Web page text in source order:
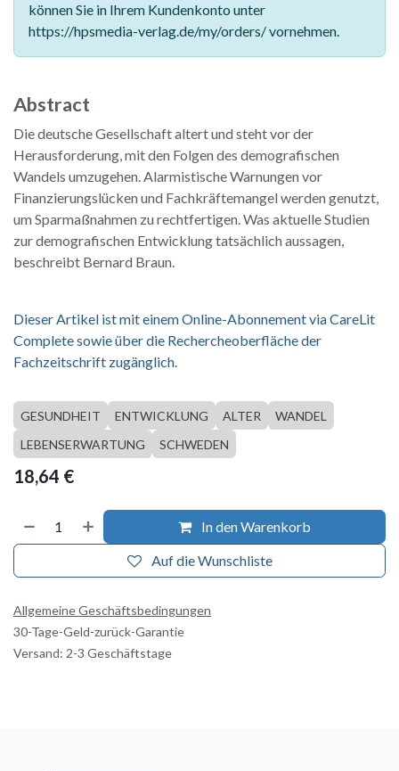
können Sie in Ihrem Kundenkonto unter
https://hpsmedia-verlag.de/my/orders/ vornehmen.
Abstract
Die deutsche Gesellschaft altert und steht vor der
Herausforderung, mit den Folgen des demografischen
Wandels umzugehen. Alarmistische Warnungen vor
Finanzierungslücken und Fachkräftemangel werden genutzt,
um Sparmaßnahmen zu rechtfertigen. Was aktuelle Studien
zur demografischen Entwicklung tatsächlich aussagen,
beschreibt Bernard Braun.
Dieser Artikel ist mit einem Online-Abonnement via CareLit
Complete sowie über die Rechercheoberfläche der
Fachzeitschrift zugänglich.
GESUNDHEIT ENTWICKLUNG ALTER
WANDEL
LEBENSERWARTUNG
SCHWEDEN
18,64 €
In den Warenkorb
Auf die Wunschliste
Allgemeine Geschäftsbedingungen
30-Tage-Geld-zurück-Garantie
Versand: 2-3 Geschäftstage